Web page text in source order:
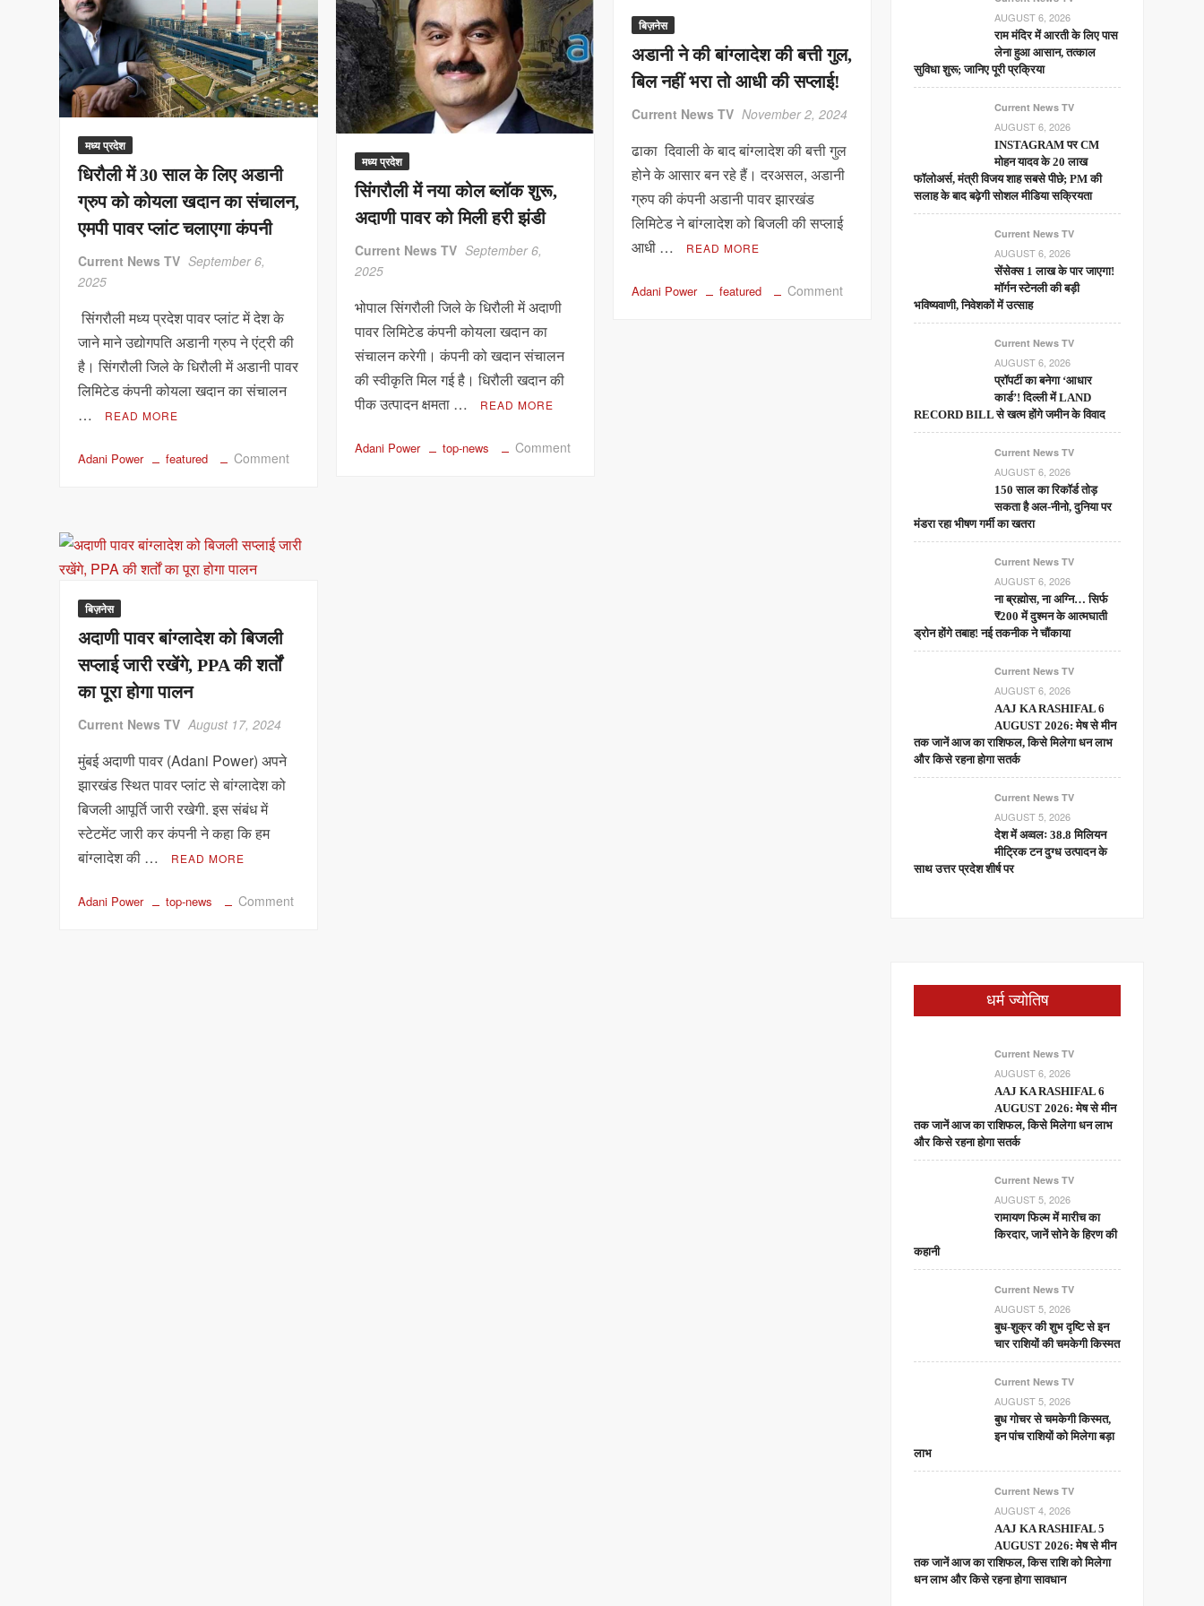
मध्य प्रदेश
धिरौली में 30 साल के लिए अडानी
ग्रुप को कोयला खदान का संचालन,
एमपी पावर प्लांट चलाएगा कंपनी
Current News TV September 6,
2025
सिंगरौली मध्य प्रदेश पावर प्लांट में देश के
जाने माने उद्योगपति अडानी ग्रुप ने एंट्री की
है। सिंगरौली जिले के धिरौली में अडानी पावर
लिमिटेड कंपनी कोयला खदान का संचालन
…
READ MORE
Adani Power featured Commenton
साल
मध्य प्रदेश
सिंगरौली में नया कोल ब्लॉक शुरू,
अदाणी पावर को मिली हरी झंडी
Current News TV September 6,
2025
भोपाल सिंगरौली जिले के धिरौली में अदाणी
पावर लिमिटेड कंपनी कोयला खदान का
संचालन करेगी। कंपनी को खदान संचालन
की स्वीकृति मिल गई है। धिरौली खदान की
पीक उत्पादन क्षमता …
READ MORE
Adani Power top-news Commenton
बिज़नेस
अडानी ने की बांग्लादेश की बत्ती गुल,
बिल नहीं भरा तो आधी की सप्लाई!
Current News TV November 2, 2024
ढाका दिवाली के बाद बांग्लादेश की बत्ती गुल
होने के आसार बन रहे हैं। दरअसल, अडानी
ग्रुप की कंपनी अडानी पावर झारखंड
लिमिटेड ने बांग्लादेश को बिजली की सप्लाई
आधी …
READ MORE
Adani Power featured Commenton
बिज़नेस
अदाणी पावर बांग्लादेश को बिजली
सप्लाई जारी रखेंगे, PPA की शर्तों
का पूरा होगा पालन
Current News TV August 17, 2024
मुंबई अदाणी पावर (Adani Power) अपने
झारखंड स्थित पावर प्लांट से बांग्लादेश को
बिजली आपूर्ति जारी रखेगी. इस संबंध में
स्टेटमेंट जारी कर कंपनी ने कहा कि हम
बांग्लादेश की …
READ MORE
Adani Power top-news Commenton
AUGUST 6, 2026
राम मंदिर में आरती के लिए पास
लेना हुआ आसान, तत्काल
सुविधा शुरू; जानिए पूरी प्रक्रिया
Current News TV
AUGUST 6, 2026
INSTAGRAM पर CM
मोहन यादव के 20 लाख
फॉलोअर्स, मंत्री विजय शाह सबसे पीछे; PM की
सलाह के बाद बढ़ेगी सोशल मीडिया सक्रियता
Current News TV
AUGUST 6, 2026
सेंसेक्स 1 लाख के पार जाएगा!
मॉर्गन स्टेनली की बड़ी
भविष्यवाणी, निवेशकों में उत्साह
Current News TV
AUGUST 6, 2026
प्रॉपर्टी का बनेगा ‘आधार
कार्ड’! दिल्ली में LAND
RECORD BILL से खत्म होंगे जमीन के विवाद
Current News TV
AUGUST 6, 2026
150 साल का रिकॉर्ड तोड़
सकता है अल-नीनो, दुनिया पर
मंडरा रहा भीषण गर्मी का खतरा
Current News TV
AUGUST 6, 2026
ना ब्रह्मोस, ना अग्नि… सिर्फ
₹200 में दुश्मन के आत्मघाती
ड्रोन होंगे तबाह! नई तकनीक ने चौंकाया
Current News TV
AUGUST 6, 2026
AAJ KA RASHIFAL 6
AUGUST 2026: मेष से मीन
तक जानें आज का राशिफल, किसे मिलेगा धन लाभ
और किसे रहना होगा सतर्क
Current News TV
AUGUST 5, 2026
देश में अव्वलः 38.8 मिलियन
मीट्रिक टन दुग्ध उत्पादन के
साथ उत्तर प्रदेश शीर्ष पर
धर्म ज्योतिष
Current News TV
AUGUST 6, 2026
AAJ KA RASHIFAL 6
AUGUST 2026: मेष से मीन
तक जानें आज का राशिफल, किसे मिलेगा धन लाभ
और किसे रहना होगा सतर्क
Current News TV
AUGUST 5, 2026
रामायण फिल्म में मारीच का
किरदार, जानें सोने के हिरण की
कहानी
Current News TV
AUGUST 5, 2026
बुध-शुक्र की शुभ दृष्टि से इन
चार राशियों की चमकेगी किस्मत
Current News TV
AUGUST 5, 2026
बुध गोचर से चमकेगी किस्मत,
इन पांच राशियों को मिलेगा बड़ा
लाभ
Current News TV
AUGUST 4, 2026
AAJ KA RASHIFAL 5
AUGUST 2026: मेष से मीन
तक जानें आज का राशिफल, किस राशि को मिलेगा
धन लाभ और किसे रहना होगा सावधान